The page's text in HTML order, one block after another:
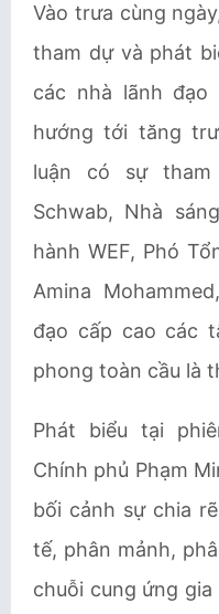
Vào trưa cùng
tham dự và phát
các nhà lãnh đạo
hướng tới tăng
luận có sự
Schwab, Nhà
hành WEF, Phó
Amina
đạo cấp cao các
phong toàn cầu là
Phát biểu tại
Chính phủ Phạm
bối cảnh sự chia
tế, phân mảnh,
chuỗi cung ứng